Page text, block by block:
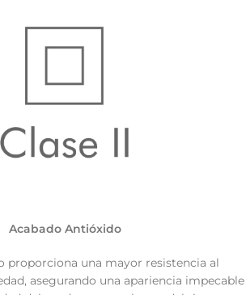
Acabado Antióxido
proporciona una mayor resistencia al
asegurando una apariencia impecable